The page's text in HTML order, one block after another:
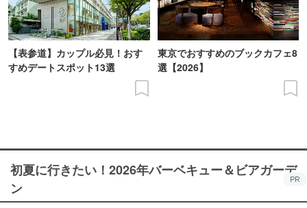
【表参道】カップル必見！おす
すめデートスポット13選
東京でおすすめのブックカフェ8
選【2026】
初夏に行きたい！2026年バーベキュー＆ビアガーデ
ン
PR